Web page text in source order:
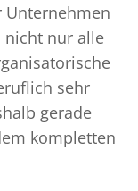
Unternehmen
nicht nur alle
sehr
gerade
kompletten